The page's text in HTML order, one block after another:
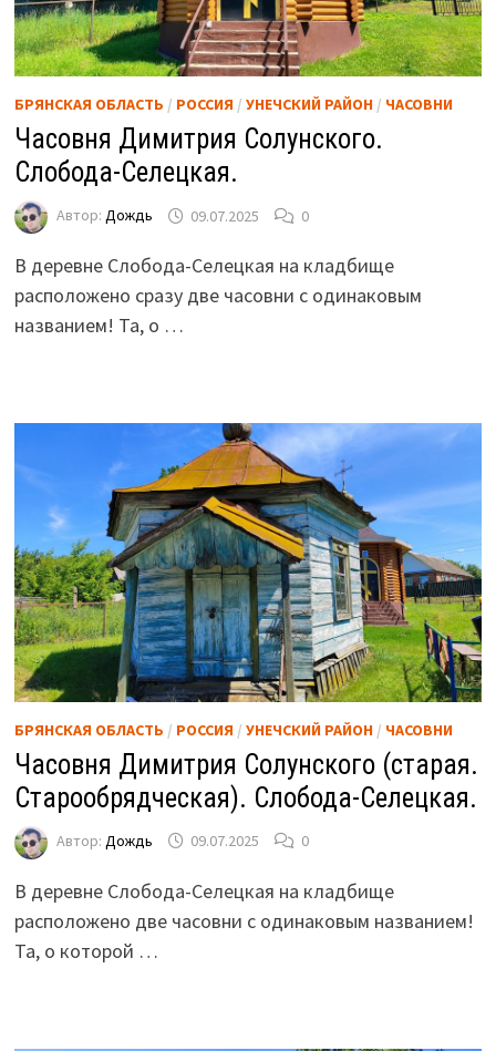
БРЯНСКАЯ ОБЛАСТЬ / РОССИЯ / УНЕЧСКИЙ РАЙОН/ ЧАСОВНИ
Часовня Димитрия Солунского.
Слобода-Селецкая.
Автор: Дождь 09.07.2025 0
В деревне Слобода-Селецкая на кладбище
расположено сразу две часовни с одинаковым
названием! Та, о …
БРЯНСКАЯ ОБЛАСТЬ / РОССИЯ / УНЕЧСКИЙ РАЙОН/ ЧАСОВНИ
Часовня Димитрия Солунского (старая.
Старообрядческая). Слобода-Селецкая.
Автор: Дождь 09.07.2025 0
В деревне Слобода-Селецкая на кладбище
расположено две часовни с одинаковым названием!
Та, о которой …